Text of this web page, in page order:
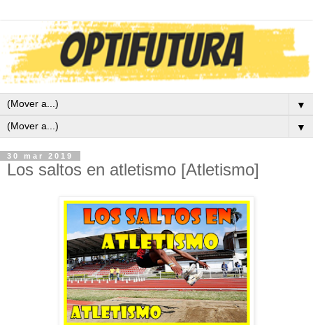
▼
▼
30 mar 2019
Los saltos en atletismo [Atletismo]